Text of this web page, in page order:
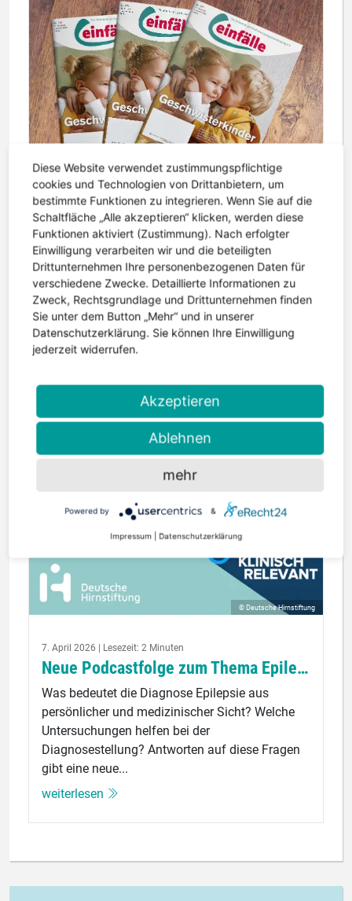
6. Mai 2026 | Lesezeit: 2 Minuten
Die neue Ausgabe der Einfälle ist erschienen. Im
Mittelpunkt steht diesmal ein Thema, das oft zu
wenig Aufmerksamkeit bekommt: die
Geschwister von Kindern mit Epilepsie....
© Deutsche Hirnstiftung
7. April 2026 | Lesezeit: 2 Minuten
Neue Podcastfolge zum Thema Epilepsie
Was bedeutet die Diagnose Epilepsie aus
persönlicher und medizinischer Sicht? Welche
Untersuchungen helfen bei der
Diagnosestellung? Antworten auf diese Fragen
gibt eine neue...
weiterlesen
Diese Website verwendet zustimmungspflichtige
cookies und Technologien von Drittanbietern, um
bestimmte Funktionen zu integrieren. Wenn Sie auf die
Schaltfläche „Alle akzeptieren“ klicken, werden diese
Funktionen aktiviert (Zustimmung). Nach erfolgter
Einwilligung verarbeiten wir und die beteiligten
Drittunternehmen Ihre personenbezogenen Daten für
verschiedene Zwecke. Detaillierte Informationen zu
Zweck, Rechtsgrundlage und Drittunternehmen finden
Sie unter dem Button „Mehr“ und in unserer
Datenschutzerklärung. Sie können Ihre Einwilligung
jederzeit widerrufen.
Akzeptieren
Ablehnen
mehr
Powered by &
Impressum Datenschutzerklärung